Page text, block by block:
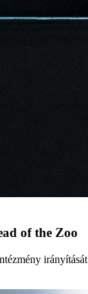
of the Zoo
irányítását